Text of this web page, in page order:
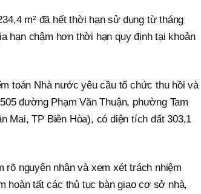
m² đã hết thời hạn sử dụng từ tháng
hạn chậm hơn thời hạn quy định tại khoản
toán Nhà nước yêu cầu tổ chức thu hồi và
đường Phạm Văn Thuận, phường Tam
Mai, TP Biên Hòa), có diện tích đất 303,1
nguyên nhân và xem xét trách nhiệm
hoàn tất các thủ tục bàn giao cơ sở nhà,